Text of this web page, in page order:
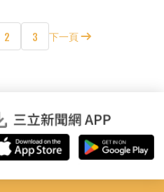
2 3 下一頁